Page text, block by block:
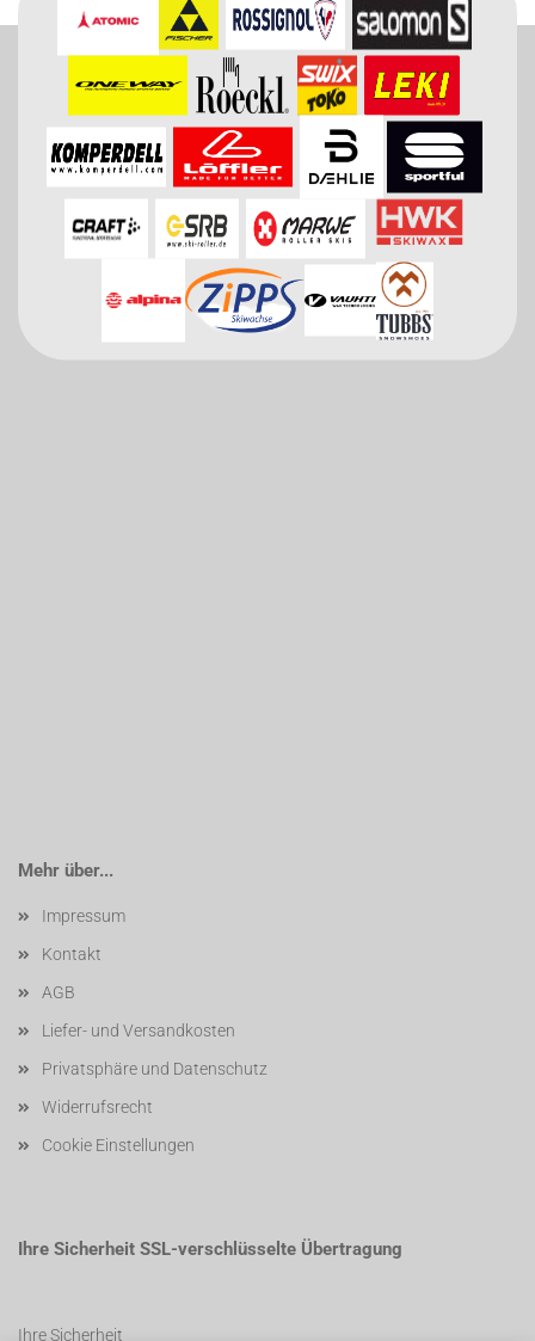
Mehr über...
Impressum
Kontakt
AGB
Liefer- und Versandkosten
Privatsphäre und Datenschutz
Widerrufsrecht
Cookie Einstellungen
Ihre Sicherheit SSL-verschlüsselte Übertragung
Ihre Sicherheit